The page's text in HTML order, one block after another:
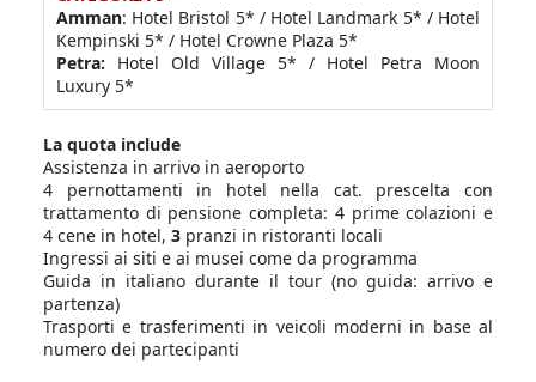
Amman: Hotel Bristol 5* / Hotel Landmark 5* / Hotel
Kempinski 5* / Hotel Crowne Plaza 5*
Petra: Hotel Old Village 5* / Hotel Petra Moon
Luxury 5*
La quota include
Assistenza in arrivo in aeroporto
4 pernottamenti in hotel nella cat. prescelta con
trattamento di pensione completa: 4 prime colazioni e
4 cene in hotel, 3 pranzi in ristoranti locali
Ingressi ai siti e ai musei come da programma
Guida in italiano durante il tour (no guida: arrivo e
partenza)
Trasporti e trasferimenti in veicoli moderni in base al
numero dei partecipanti